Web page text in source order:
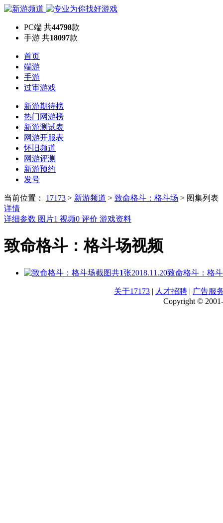
PC端 共44798款
手游 共18097款
首页
端游
手游
过审游戏
新游期待榜
热门网游榜
新游测试表
网游开服表
怀旧频道
网游评测
新游预约
发号
当前位置： 17173 > 新游频道 > 致命格斗：格斗场 > 图集列表
详情
详细参数 图片1 视频0 评价 游戏资料
致命格斗：格斗场视频
共1张2018.11.20致命格斗：格
关于17173 | 人才招聘 | 广告服
Copyright ©